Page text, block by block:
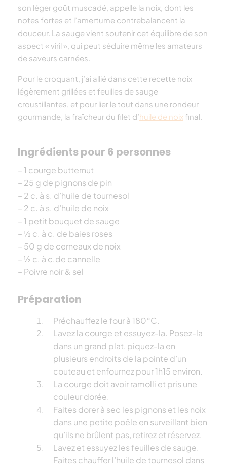
son léger goût muscadé, appelle la noix, dont les
notes fortes et l’amertume contrebalancent la
douceur. La sauge vient soutenir cet équilibre de son
aspect « viril », qui peut séduire même les amateurs
de saveurs carnées.
Pour le croquant, j’ai allié dans cette recette noix
légèrement grillées et feuilles de sauge
croustillantes, et pour lier le tout dans une rondeur
gourmande, la fraîcheur du filet d’huile de noixfinal.
Ingrédients pour 6 personnes
– 1 courge butternut
– 25 g de pignons de pin
– 2 c. à s. d’huile de tournesol
– 2 c. à s. d’huile de noix
– 1 petit bouquet de sauge
– ½ c. à c. de baies roses
– 50 g de cerneaux de noix
– ½ c. à c.de cannelle
– Poivre noir & sel
Préparation
Préchauffez le four à 180°C.
Lavez la courge et essuyez-la. Posez-la
dans un grand plat, piquez-la en
plusieurs endroits de la pointe d’un
couteau et enfournez pour 1h15 environ.
La courge doit avoir ramolli et pris une
couleur dorée.
Faites dorer à sec les pignons et les noix
dans une petite poêle en surveillant bien
qu’ils ne brûlent pas, retirez et réservez.
Lavez et essuyez les feuilles de sauge.
Faites chauffer l’huile de tournesol dans